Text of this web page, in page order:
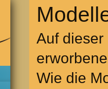
Auf
Wie die